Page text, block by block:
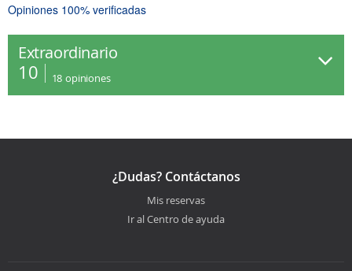
Opiniones 100% verificadas
Extraordinario
10 18 opiniones
¿Dudas? Contáctanos
Mis reservas
Ir al Centro de ayuda